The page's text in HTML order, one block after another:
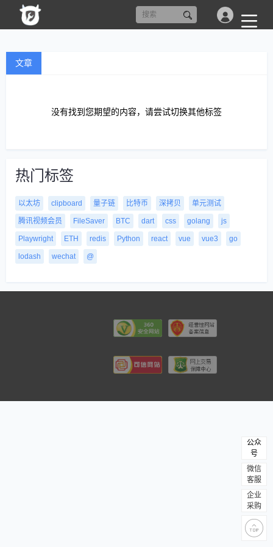
文章
没有找到您期望的内容，请尝试切换其他标签
热门标签
以太坊 clipboard 量子链 比特币 深拷贝 单元测试
腾讯视频会员 FileSaver BTC dart css golang js
Playwright ETH redis Python react vue vue3 go
lodash wechat @
公众
号
微信
客服
企业
采购